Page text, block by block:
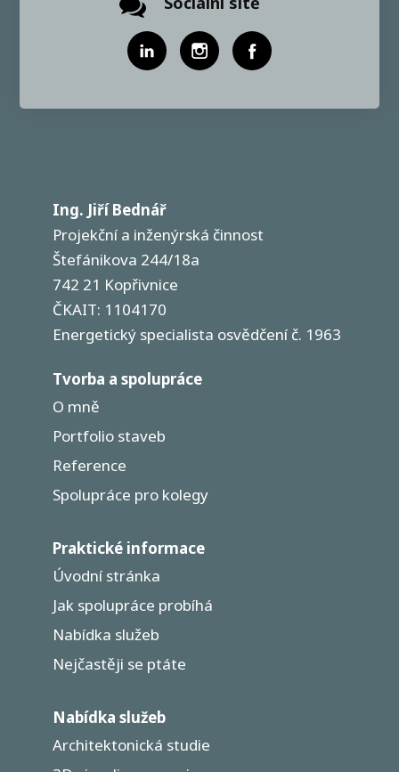
Ing. Jiří Bednář
Projekční a inženýrská činnost
Štefánikova 244/18a
742 21 Kopřivnice
ČKAIT: 1104170
Energetický specialista osvědčení č. 1963
Tvorba a spolupráce
O mně
Portfolio staveb
Reference
Spolupráce pro kolegy
Praktické informace
Úvodní stránka
Jak spolupráce probíhá
Nabídka služeb
Nejčastěji se ptáte
Nabídka služeb
Architektonická studie